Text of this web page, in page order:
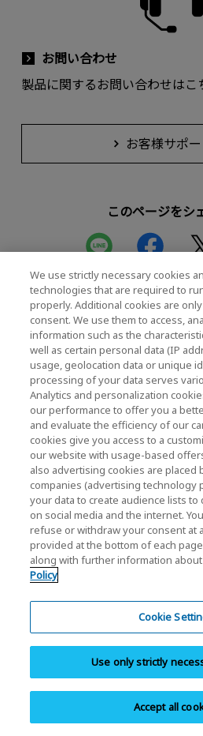
お問い合わせ
製品に関するお問い合わせはこ
お客様サポ
このページをシ
SSD (Solid State Drives) 個
EXCERIA PRO G2 - NVMe™
EXCERIA PRO - NVMe™対応
EXCERIA PLUS G4 - NVMe™
EXCERIA PLUS G3 - NVMe™
EXCERIA G3 - NVMe™対応
EXCERIA G2 - NVMe™対応
EXCERIA - NVMe™ 対応 SSD
EXCERIA BASIC - NVMe™対
EXCERIA with Heatsink -
EXCERIA SATA SSD
EXCERIA PLUS G2 ポータブル
EXCERIA PLUS ポータブルSSD
EXCERIA ポータブルSSD
SSD (Solid State Drives) 個
We use strictly necessary cookies
technologies that are required to
properly. Additional cookies are
consent. We use them to access,
information such as the
well as certain personal data (IP
usage, geolocation data or unique
processing of your data serves
Analytics and personalization
our performance to offer you a
and evaluate the efficiency of our
cookies give you access to a
our website with usage-based
also advertising cookies are placed
companies (advertising technology
your data to create audience lists
on social media and the internet.
refuse or withdraw your consent at
provided at the bottom of each page
along with further information
Policy
Cookie
Use only strictly
Accept all